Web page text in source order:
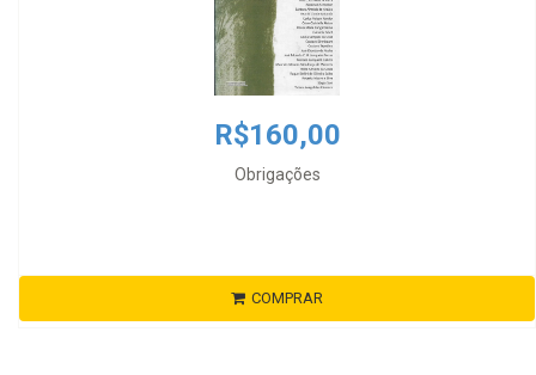
R$160,00
Obrigações
COMPRAR